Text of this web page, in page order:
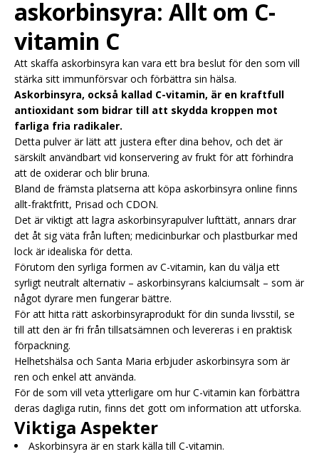
askorbinsyra: Allt om C-
vitamin C
Att skaffa askorbinsyra kan vara ett bra beslut för den som vill
stärka sitt immunförsvar och förbättra sin hälsa.
Askorbinsyra, också kallad C-vitamin, är en kraftfull
antioxidant som bidrar till att skydda kroppen mot
farliga fria radikaler.
Detta pulver är lätt att justera efter dina behov, och det är
särskilt användbart vid konservering av frukt för att förhindra
att de oxiderar och blir bruna.
Bland de främsta platserna att köpa askorbinsyra online finns
allt-fraktfritt, Prisad och CDON.
Det är viktigt att lagra askorbinsyrapulver lufttätt, annars drar
det åt sig väta från luften; medicinburkar och plastburkar med
lock är idealiska för detta.
Förutom den syrliga formen av C-vitamin, kan du välja ett
syrligt neutralt alternativ – askorbinsyrans kalciumsalt – som är
något dyrare men fungerar bättre.
För att hitta rätt askorbinsyraprodukt för din sunda livsstil, se
till att den är fri från tillsatsämnen och levereras i en praktisk
förpackning.
Helhetshälsa och Santa Maria erbjuder askorbinsyra som är
ren och enkel att använda.
För de som vill veta ytterligare om hur C-vitamin kan förbättra
deras dagliga rutin, finns det gott om information att utforska.
Viktiga Aspekter
Askorbinsyra är en stark källa till C-vitamin.